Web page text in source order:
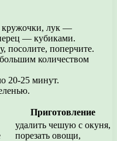
кружочки, лук —
— кубиками.
посолите, поперчите.
количеством
20-25 минут.
Приготовление
удалить чешую с окуня,
порезать овощи,